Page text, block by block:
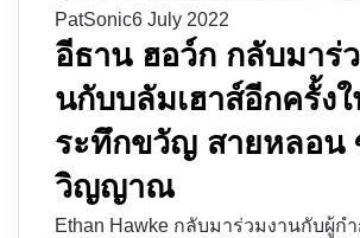
PatSonic6 July 2022
อีธาน ฮอว์ก กลับมาร่
นกับบลัมเฮาส์อีกครั้ง
ระทึกขวัญ สายหลอน
วิญญาณ
Ethan Hawke กลับมาร่วมงานกับผู้ก